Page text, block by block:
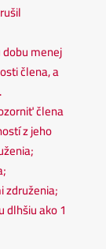
menej
člena, a
člena
z jeho
združenia;
dlhšiu ako 1